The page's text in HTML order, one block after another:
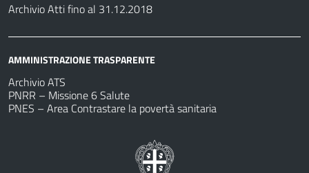
Archivio Atti fino al 31.12.2018
AMMINISTRAZIONE TRASPARENTE
Archivio ATS
PNRR – Missione 6 Salute
PNES – Area Contrastare la povertà sanitaria